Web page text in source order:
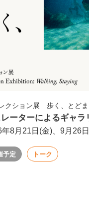
レクション展 歩く、とど
ーターによるギャラ
年8月21日(金)、9月26
予定 トーク